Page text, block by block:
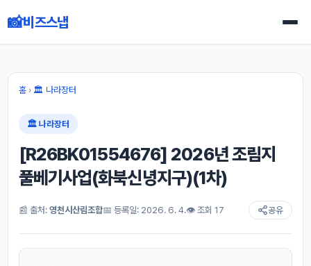
📸비즈스냅
홈› 🏛 나라장터
🏛 나라장터
[R26BK01554676] 2026년 조림지
풀베기사업(화북신녕지구)(1차)
📰 출처: 영천시산림조합📅 등록일: 2026. 6. 4.👁 조회 17 공유